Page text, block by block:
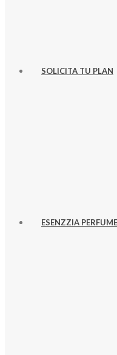
SOLICITA TU PLAN
ESENZZIA